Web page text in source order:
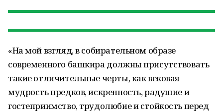
«На мой взгляд, в собирательном образе
современного башкира должны присутствовать
такие отличительные черты, как вековая
мудрость предков, искренность, радушие и
гостеприимство, трудолюбие и стойкость перед